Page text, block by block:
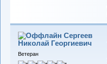
Сергеев
Николай Георгиевич
Ветеран